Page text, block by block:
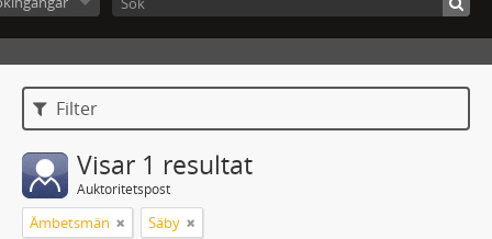
Filter
Visar 1 resultat
Auktoritetspost
Ämbetsmän Säby